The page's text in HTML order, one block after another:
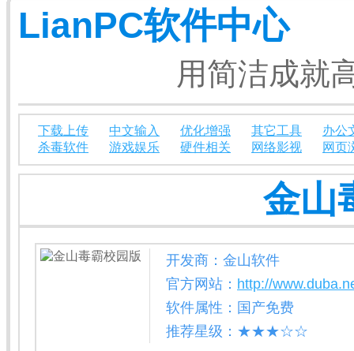
LianPC软件中心
用简洁成就
下载上传 中文输入 优化增强 其它工具
办公
杀毒软件
游戏娱乐 硬件相关 网络影视 网页
金山
开发商：金山软件
官方网站： http://
软件属性：国产免费
推荐星级：★★★☆☆